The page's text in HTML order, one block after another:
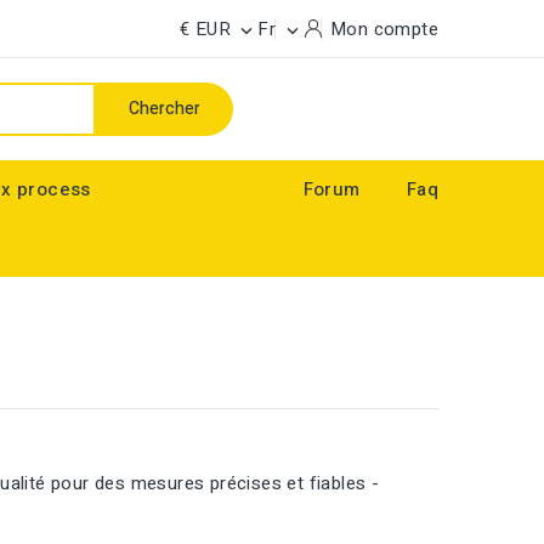
€ EUR  Fr  Mon compte
Chercher
process Forum Faq
pour des mesures précises et fiables -